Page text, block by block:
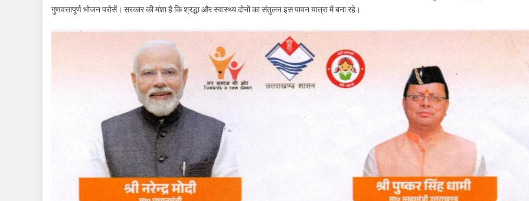
गुणवत्तापूर्ण भोजन परोसें। सरकार की मंशा है कि श्रद्धा और स्वास्थ्य दोनों का संतुलन इस पावन यात्रा में बना रहे।